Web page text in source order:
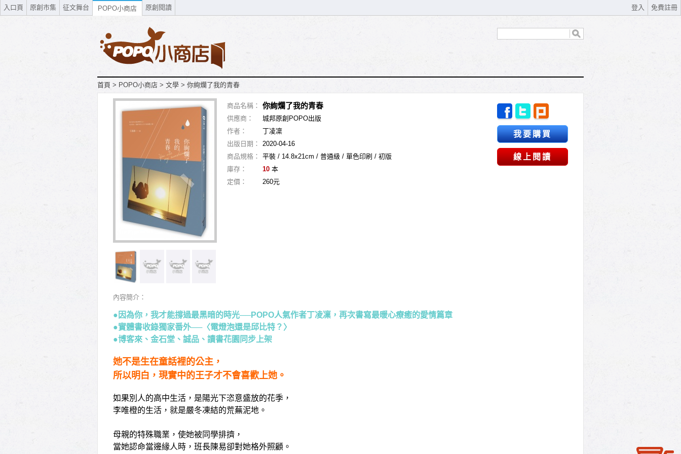
入口頁 原創市集 征文舞台 POPO小商店 原創閱讀 免費註冊
登入
首頁 > POPO小商店 > 文學 > 你絢爛了我的青春
商品名稱： 你絢爛了我的青春
供應商：
城邦原創POPO出版
作者：
丁凌凜
出版日期：
2020-04-16
商品規格：
平裝 / 14.8x21cm / 普通級 / 單色印刷 / 初版
庫存：
10 本
定價：
260元
我要購買
線上閱讀
內容簡介：
●因為你，我才能撐過最黑暗的時光──POPO人氣作者丁凌凜，再次書寫最暖心療癒的愛情篇章
●實體書收錄獨家番外──〈電燈泡還是邱比特？〉
●​博客來 、 金石堂 、 誠品 、 讀書花園 同步上架
她不是生在童話裡的公主，
所以明白，現實中的王子才不會喜歡上她。
如果別人的高中生活，是陽光下恣意盛放的花季，
李唯橙的生活，就是嚴冬凍結的荒蕪泥地。
母親的特殊職業，使她被同學排擠，
當她認命當邊緣人時，班長陳易卻對她格外照顧。